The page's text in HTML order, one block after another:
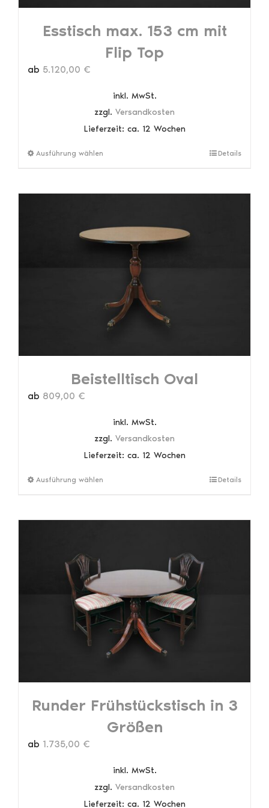
Esstisch max. 153 cm mit
Flip Top
ab 5.120,00 €
inkl. MwSt.
zzgl. Versandkosten
Lieferzeit: ca. 12 Wochen
Ausführung wählen
mehrere
Die
Details
Beistelltisch Oval
ab 809,00 €
inkl. MwSt.
zzgl. Versandkosten
Lieferzeit: ca. 12 Wochen
Ausführung wählen
mehrere
Die
Optionen
können
auf
der
Produktseite
gewählt
Details
Runder Frühstückstisch in 3
Größen
ab 1.735,00 €
inkl. MwSt.
zzgl. Versandkosten
Lieferzeit: ca. 12 Wochen